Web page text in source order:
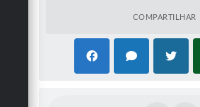
COMPARTILHAR